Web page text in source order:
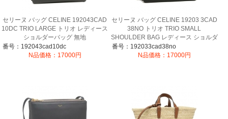
セリーヌ バッグ CELINE 192043CAD
10DC TRIO LARGE トリオ レディース
ショルダーバッグ 無地
番号：192043cad10dc
N品価格：17000円
セリーヌ バッグ CELINE 19203 3CAD
38NO トリオ TRIO SMALL
SHOULDER BAG レディース ショルダ
ーバッグ 無地 BLACK 黒
番号：192033cad38no
N品価格：17000円